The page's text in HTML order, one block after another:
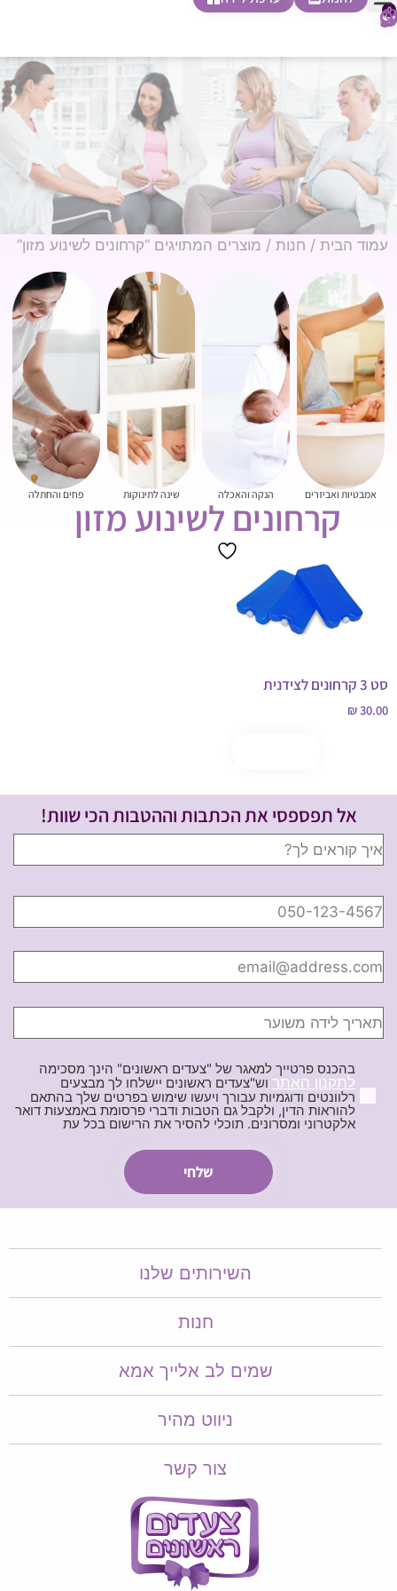
0
עמוד הבית / חנות / מוצרים המתויגים “קרחונים לשינוע מזון”
אמבטיות ואביזרים הנקה והאכלה שינה לתינוקות פחים והחתלה
קרחונים לשינוע מזון
סט 3 קרחונים לצידנית
₪30.00
אל תפספסי את הכתבות וההטבות הכי שוות!
בהכנס פרטייך למאגר של "צעדים ראשונים" הינך מסכימה
לתקנון האתר וש"צעדים ראשונים יישלחו לך מבצעים
רלוונטים ודוגמיות עבורך ויעשו שימוש בפרטים שלך בהתאם
להוראות הדין, ולקבל גם הטבות ודברי פרסומת באמצעות דואר
אלקטרוני ומסרונים. תוכלי להסיר את הרישום בכל עת
השירותים שלנו
חנות
שמים לב אלייך אמא​​
ניווט מהיר
צור קשר